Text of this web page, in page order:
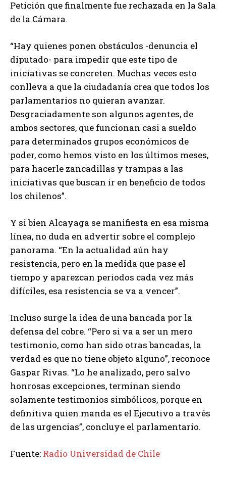
Petición que finalmente fue rechazada en la Sala
de la Cámara.
“Hay quienes ponen obstáculos -denuncia el
diputado- para impedir que este tipo de
iniciativas se concreten. Muchas veces esto
conlleva a que la ciudadanía crea que todos los
parlamentarios no quieran avanzar.
Desgraciadamente son algunos agentes, de
ambos sectores, que funcionan casi a sueldo
para determinados grupos económicos de
poder, como hemos visto en los últimos meses,
para hacerle zancadillas y trampas a las
iniciativas que buscan ir en beneficio de todos
los chilenos”.
Y si bien Alcayaga se manifiesta en esa misma
línea, no duda en advertir sobre el complejo
panorama. “En la actualidad aún hay
resistencia, pero en la medida que pase el
tiempo y aparezcan periodos cada vez más
difíciles, esa resistencia se va a vencer”.
Incluso surge la idea de una bancada por la
defensa del cobre. “Pero si va a ser un mero
testimonio, como han sido otras bancadas, la
verdad es que no tiene objeto alguno”, reconoce
Gaspar Rivas. “Lo he analizado, pero salvo
honrosas excepciones, terminan siendo
solamente testimonios simbólicos, porque en
definitiva quien manda es el Ejecutivo a través
de las urgencias”, concluye el parlamentario.
Fuente: Radio Universidad de Chile